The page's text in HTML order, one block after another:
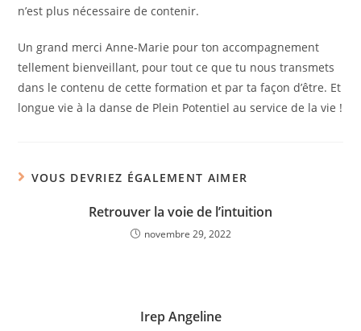
n’est plus nécessaire de contenir.
Un grand merci Anne-Marie pour ton accompagnement
tellement bienveillant, pour tout ce que tu nous transmets
dans le contenu de cette formation et par ta façon d’être. Et
longue vie à la danse de Plein Potentiel au service de la vie !
VOUS DEVRIEZ ÉGALEMENT AIMER
Retrouver la voie de l’intuition
novembre 29, 2022
Irep Angeline